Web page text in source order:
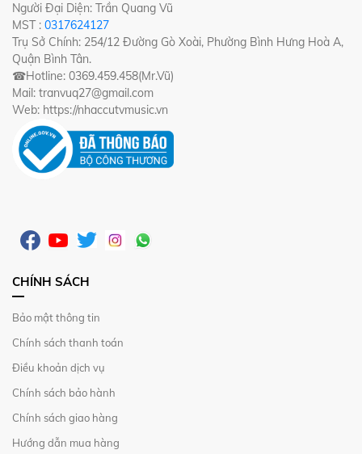
Người Đại Diện: Trần Quang Vũ
MST : 0317624127
Trụ Sở Chính: 254/12 Đường Gò Xoài, Phường Bình Hưng Hoà A,
Quận Bình Tân.
☎Hotline: 0369.459.458(Mr.Vũ)
Mail: tranvuq27@gmail.com
Web: https://nhaccutvmusic.vn
CHÍNH SÁCH
Bảo mật thông tin
Chính sách thanh toán
Điều khoản dịch vụ
Chính sách bảo hành
Chính sách giao hàng
Hướng dẫn mua hàng